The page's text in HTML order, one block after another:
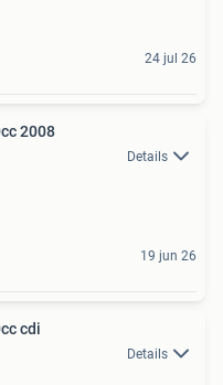
24 jul 26
2008
Details
19 jun 26
cdi
Details